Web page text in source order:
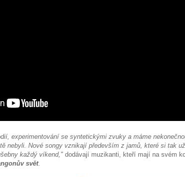
experimentování se syntetickými zvuky a máme
nebyli. Nové songy vznikají především z jamů, které si tak
každý víkend," dodávají muzikanti, kteří mají na svém
svět.